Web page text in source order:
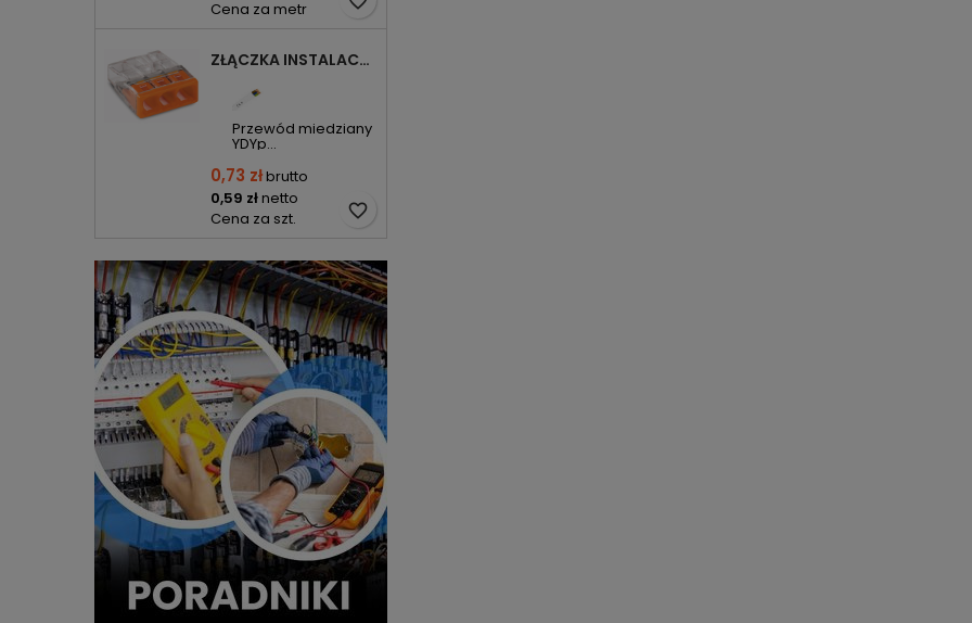
Cena za metr
ZŁĄCZKA INSTALACYJNA 3X COMPACT POMARAŃCZOWA 2273-203 WAGO
Przewód miedziany
YDYp...
0,73 złbrutto
0,59 złnetto
Cena za szt.
favorite_border